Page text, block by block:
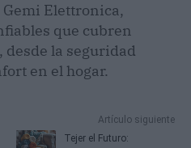
Elettronica,
que cubren
la seguridad
en el hogar.
Artículo siguiente
Tejer el Futuro: